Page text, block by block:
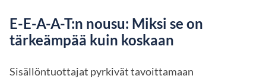
E-E-A-A-T:n nousu: Miksi se on
tärkeämpää kuin koskaan
Sisällöntuottajat pyrkivät tavoittamaan